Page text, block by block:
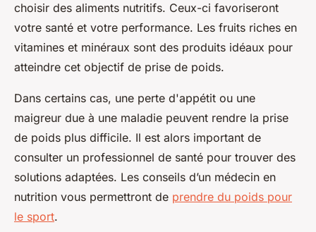
choisir des aliments nutritifs. Ceux-ci favoriseront
votre santé et votre performance. Les fruits riches en
vitamines et minéraux sont des produits idéaux pour
atteindre cet objectif de prise de poids.
Dans certains cas, une perte d'appétit ou une
maigreur due à une maladie peuvent rendre la prise
de poids plus difficile. Il est alors important de
consulter un professionnel de santé pour trouver des
solutions adaptées. Les conseils d’un médecin en
nutrition vous permettront de prendre du poids pour
le sport.